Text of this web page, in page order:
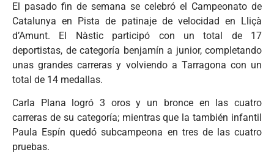
El pasado fin de semana se celebró el Campeonato de
Catalunya en Pista de patinaje de velocidad en Lliçà
d’Amunt. El Nàstic participó con un total de 17
deportistas, de categoría benjamín a junior, completando
unas grandes carreras y volviendo a Tarragona con un
total de 14 medallas.
Carla Plana logró 3 oros y un bronce en las cuatro
carreras de su categoría; mientras que la también infantil
Paula Espín quedó subcampeona en tres de las cuatro
pruebas.